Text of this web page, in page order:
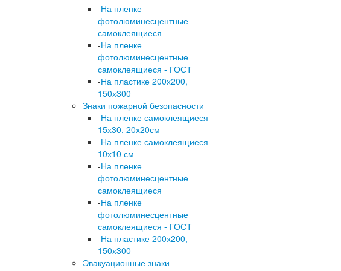
-На пленке
фотолюминесцентные
самоклеящиеся
-На пленке
фотолюминесцентные
самоклеящиеся - ГОСТ
-На пластике 200х200,
150х300
Знаки пожарной безопасности
-На пленке самоклеящиеся
15х30, 20х20см
-На пленке самоклеящиеся
10х10 см
-На пленке
фотолюминесцентные
самоклеящиеся
-На пленке
фотолюминесцентные
самоклеящиеся - ГОСТ
-На пластике 200х200,
150х300
Эвакуационные знаки